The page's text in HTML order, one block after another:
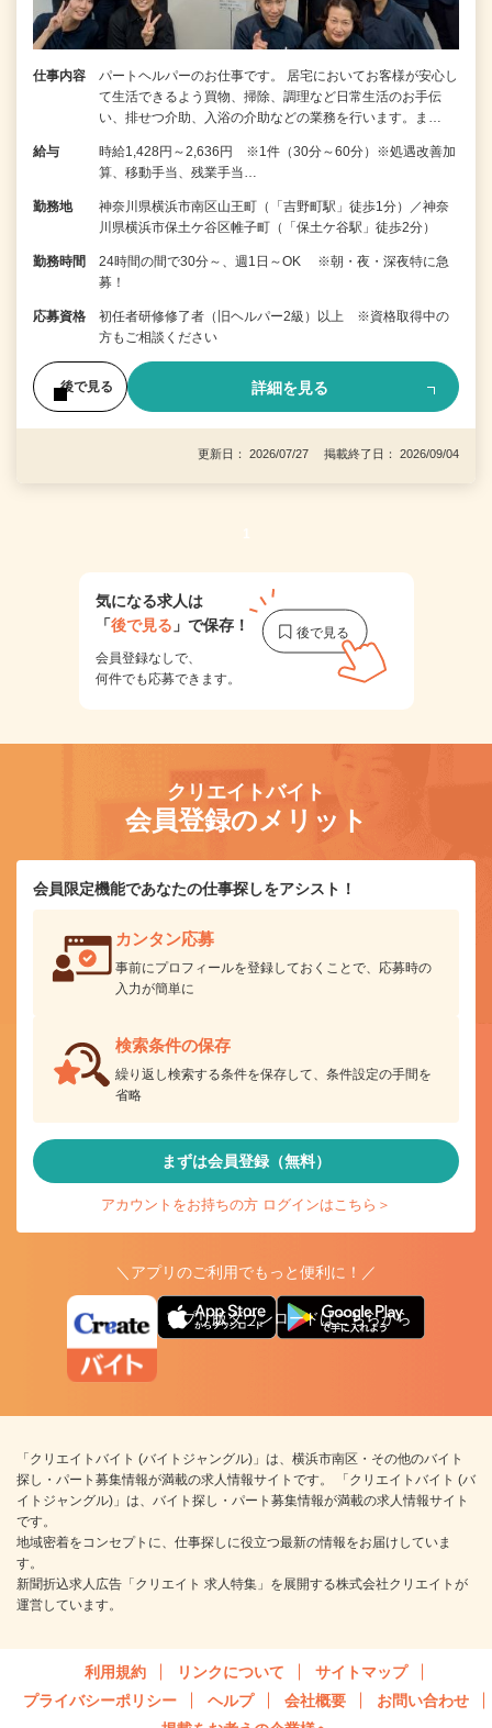
仕事内容
パートヘルパーのお仕事です。 居宅においてお客様が安心し
て生活できるよう買物、掃除、調理など日常生活のお手伝
い、排せつ介助、入浴の介助などの業務を行います。ま…
給与
時給1,428円～2,636円 ※1件（30分～60分）※処遇改善加
算、移動手当、残業手当…
勤務地
神奈川県横浜市南区山王町（「吉野町駅」徒歩1分）／神奈
川県横浜市保土ケ谷区帷子町（「保土ケ谷駅」徒歩2分）
勤務時間
24時間の間で30分～、週1日～OK ※朝・夜・深夜特に急
募！
応募資格
初任者研修修了者（旧ヘルパー2級）以上 ※資格取得中の
方もご相談ください
後で見る 詳細を見る
更新日： 2026/07/27 掲載終了日： 2026/09/04
1
気になる求人は
「後で見る 」で保存！
会員登録なしで、
何件でも応募できます。
クリエイトバイト
会員登録のメリット
会員限定機能であなたの仕事探しをアシスト！
カンタン応募
事前にプロフィールを登録しておくことで、応募時の
入力が簡単に
検索条件の保存
繰り返し検索する条件を保存して、条件設定の手間を
省略
まずは会員登録（無料）
アカウントをお持ちの方 ログインはこちら＞
＼アプリのご利用でもっと便利に！／
アプリ版ダウンロードはこちらから
「クリエイトバイト (バイトジャングル)」は、横浜市南区・その他のバイト
探し・パート募集情報が満載の求人情報サイトです。 「クリエイトバイト (バ
イトジャングル)」は、バイト探し・パート募集情報が満載の求人情報サイト
です。
地域密着をコンセプトに、仕事探しに役立つ最新の情報をお届けしていま
す。
新聞折込求人広告「クリエイト 求人特集」を展開する株式会社クリエイトが
運営しています。
利用規約 リンクについて
サイトマップ
プライバシーポリシー
ヘルプ 会社概要
お問い合わせ